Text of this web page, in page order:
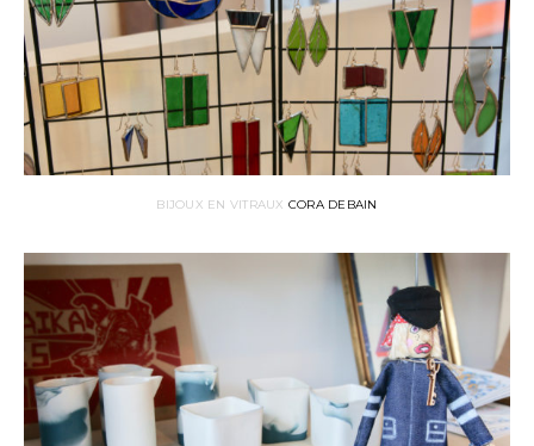
BIJOUX EN VITRAUX CORA DEBAIN